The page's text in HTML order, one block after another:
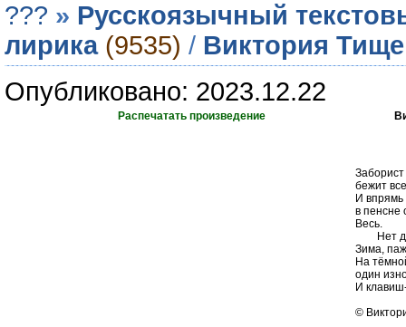
??? » Русскоязычный
лирика (9535) / Виктория
Опубликовано: 2023.12.22
Распечатать произведение
бежит
И
в пенсне
Весь.
Нет
Зима,
На
один
И
©